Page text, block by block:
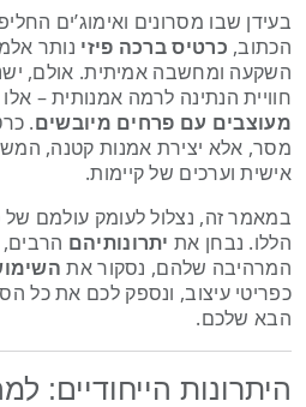
בעידן שבו מסרונים ואימוג’ים
הכתוב, כרטיס ברכה פיזינותר
השקעה ומחשבה אמיתית. אולם,
חוויית הנתינה לרמה אמנותית –
מעוצבים עם פרחים מיובשים.
מסר, אלא יצירת אמנות קטנה,
אישית וערכים של קיימות.
במאמר זה, נצלול לעומק עולמם של
הללו. נבחן את יתרונותיהםהרבים,
המרהיבה שלהם, נסקור את
כפריטי עיצוב, ונספק לכם את כל
הבא שלכם.
היתרונות הייחודיים: